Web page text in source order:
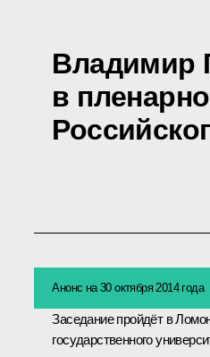
Владимир
в
Анонс на 30 октября 2014 года
Заседание пройдёт в
государственного